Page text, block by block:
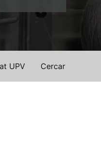
Cercar
UPV